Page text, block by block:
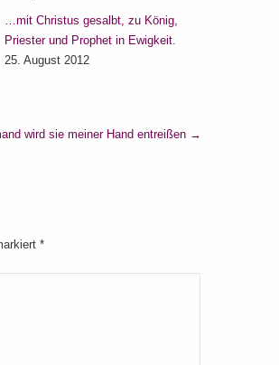
…mit Christus gesalbt, zu König,
Priester und Prophet in Ewigkeit.
25. August 2012
wird sie meiner Hand entreißen →
*